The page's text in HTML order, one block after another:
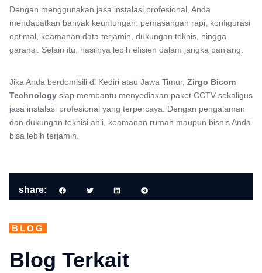
Dengan menggunakan jasa instalasi profesional, Anda
mendapatkan banyak keuntungan: pemasangan rapi, konfigurasi
optimal, keamanan data terjamin, dukungan teknis, hingga
garansi. Selain itu, hasilnya lebih efisien dalam jangka panjang.
Jika Anda berdomisili di Kediri atau Jawa Timur, Zirgo Bicom
Technology siap membantu menyediakan paket CCTV sekaligus
jasa instalasi profesional yang terpercaya. Dengan pengalaman
dan dukungan teknisi ahli, keamanan rumah maupun bisnis Anda
bisa lebih terjamin.
share:
BLOG
Blog Terkait